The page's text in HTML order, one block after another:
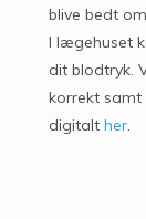
blive bedt
I lægehuset
dit blodtryk.
korrekt samt
digitalt her.